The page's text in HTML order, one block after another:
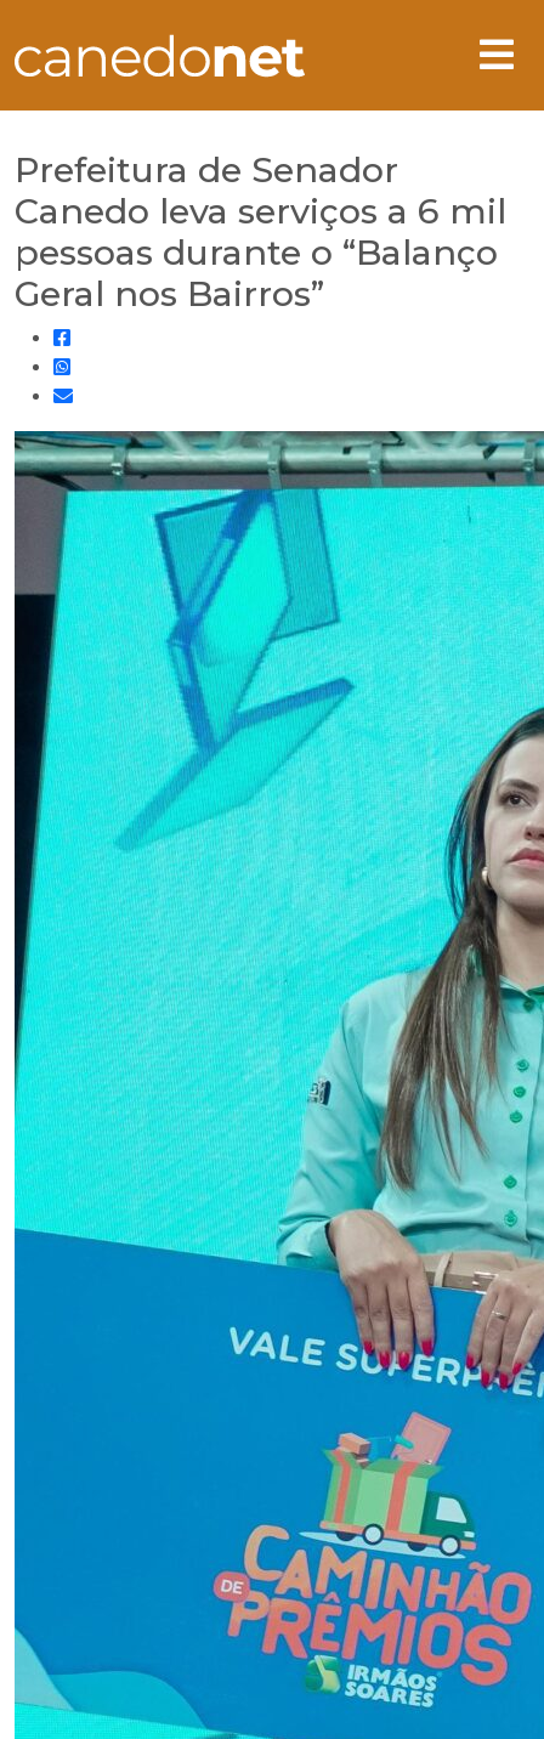
Prefeitura de Senador
Canedo leva serviços a 6 mil
pessoas durante o “Balanço
Geral nos Bairros”